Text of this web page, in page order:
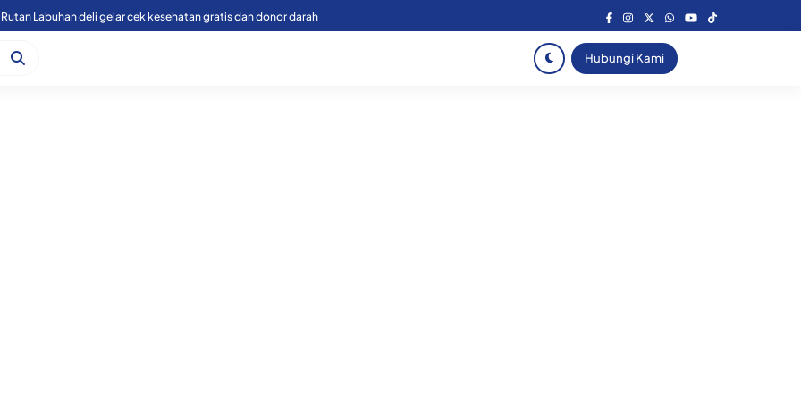
Rutan Labuhan deli gelar cek kesehatan gratis dan donor darah
Hubungi Kami